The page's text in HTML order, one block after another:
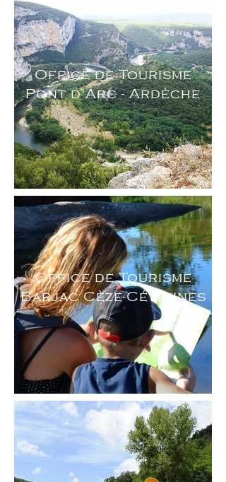
Office de Tourisme
Pont d'Arc - Ardèche
Office de Tourisme
Barjac Cèze-Cévennes